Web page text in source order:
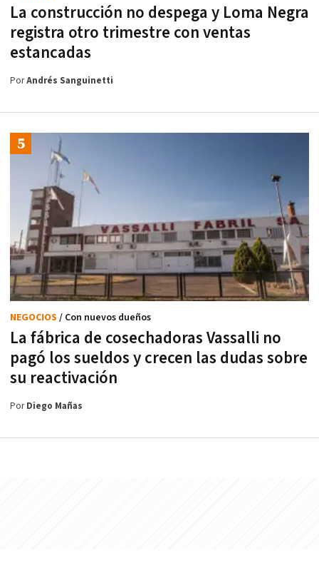
La construcción no despega y Loma Negra
registra otro trimestre con ventas
estancadas
PorAndrés Sanguinetti
La fábrica de cosechadoras Vassalli no
pagó los sueldos y crecen las dudas sobre
su reactivación
NEGOCIOS / Con nuevos dueños
PorDiego Mañas